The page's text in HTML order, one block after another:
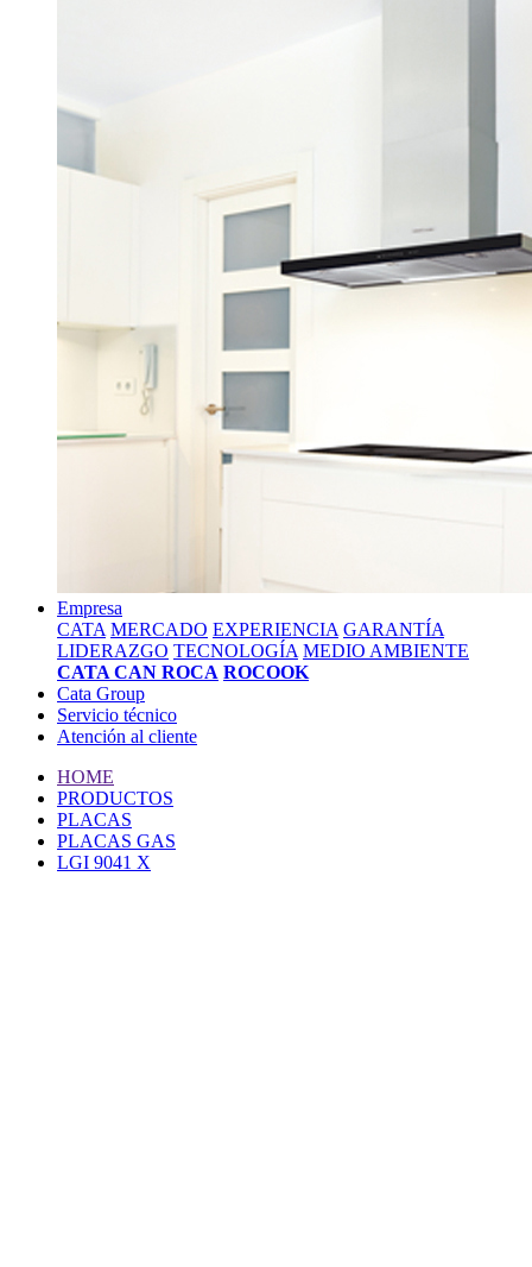
Empresa
CATA MERCADO EXPERIENCIA GARANTÍA
LIDERAZGO TECNOLOGÍA MEDIO AMBIENTE
CATA CAN ROCA ROCOOK
Cata Group
Servicio técnico
Atención al cliente
HOME
PRODUCTOS
PLACAS
PLACAS GAS
LGI 9041 X